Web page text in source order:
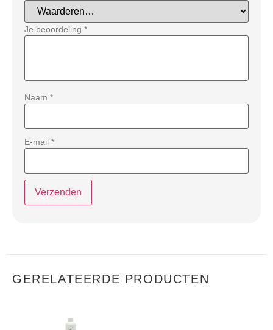
Je beoordeling *
Naam *
E-mail *
GERELATEERDE PRODUCTEN